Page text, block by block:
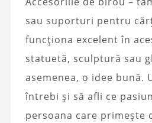
sau suporturi pentru
funcționa excelent în
statuetă, sculptură sau
asemenea, o idee bună.
întrebi și să afli ce
persoana care primește